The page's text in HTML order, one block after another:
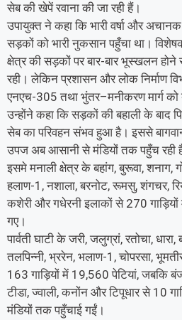
सेब की खेपें रवाना की जा रही हैं।
उपायुक्त ने कहा कि भारी वर्षा और
सड़कों को भारी नुकसान पहुँचा था।
क्षेत्र की सड़कों पर बार-बार भूस्खलन होने
रही। लेकिन प्रशासन और लोक निर्माण
एनएच-305 तथा भुंतर–मनीकरण मार्ग को
उन्होंने कहा कि सड़कों की बहाली के बाद
सेब का परिवहन संभव हुआ है। इससे
उपज अब आसानी से मंडियों तक पहुँच रही
इसमे मनाली क्षेत्र के बहांग, बुरूवा, शनाग,
हलाण-1, नशाला, बरनोट, रूमसु, शंगचर,
कशेरी और गधेरनी इलाकों से 270
गए।
पार्वती घाटी के जरी, जलुग्रां, रतोचा, धारा,
तलपिन्नी, भ्ररेन, भलाण-1, चोपरसा,
163 गाड़ियों में 19,560 पेटियां, जबकि
टीडा, ज्वाली, कनोंन और टिपूधार से 10
मंडियों तक पहुँचाई गईं।